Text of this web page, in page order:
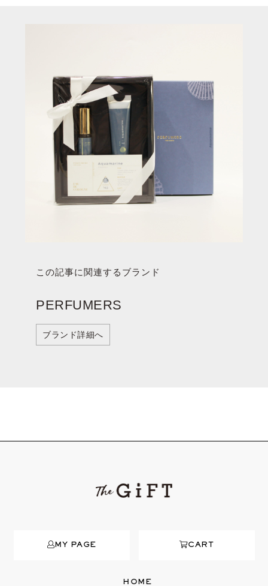
この記事に関連するブランド
PERFUMERS
ブランド詳細へ
MY PAGE CART
HOME